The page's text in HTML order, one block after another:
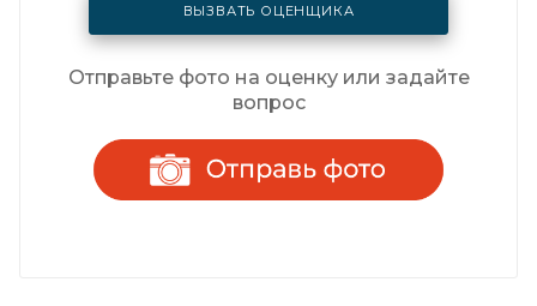
ВЫЗВАТЬ ОЦЕНЩИКА
Отправьте фото на оценку или задайте
вопрос